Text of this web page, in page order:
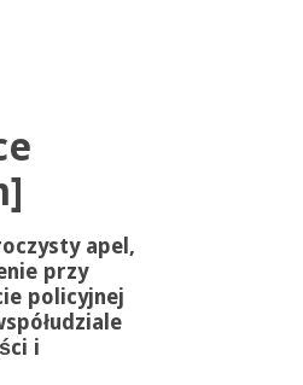
apel,
przy
policyjnej
i